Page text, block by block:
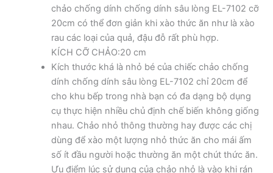
chảo chống dính chống dính sâu lòng EL-7102 cỡ
20cm có thể đơn giản khi xào thức ăn như là xào
rau các loại của quả, đậu đỗ rất phù hợp.
KÍCH CỠ CHẢO:20 cm
Kích thước khá là nhỏ bé của chiếc chảo chống
dính chống dính sâu lòng EL-7102 chỉ 20cm để
cho khu bếp trong nhà bạn có đa dạng bộ dụng
cụ thực hiện nhiều chủ định chế biến không giống
nhau. Chảo nhỏ thông thường hay được các chị
dùng để xào một lượng nhỏ thức ăn cho mái ấm
số ít đầu người hoặc thường ăn một chút thức ăn.
Ưu điểm lúc sử dụng của chảo nhỏ là vào khi rán